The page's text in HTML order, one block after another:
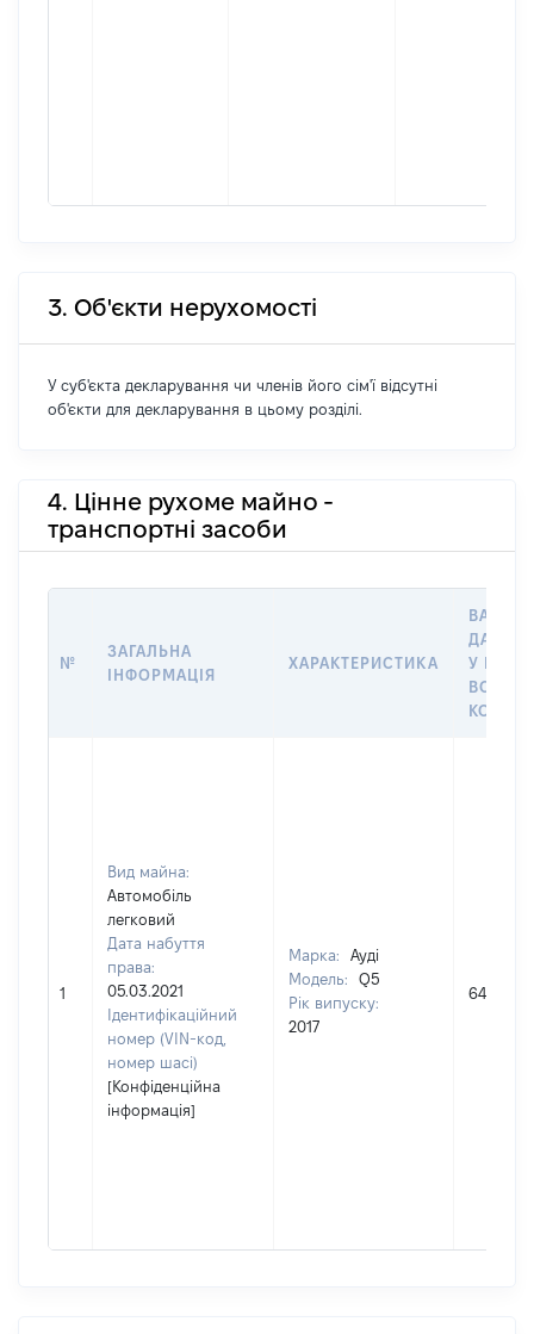
3. Об'єкти нерухомості
У суб'єкта декларування чи членів його сім'ї відсутні
об'єкти для декларування в цьому розділі.
4. Цінне рухоме майно -
транспортні засоби
№
ЗАГАЛЬНА
ІНФОРМАЦІЯ
ХАРАКТЕРИСТИКА
ДАТУ
У
1
Вид майна:
Автомобіль
легковий
Дата набуття
права:
05.03.2021
Ідентифікаційний
номер (VIN-код,
номер шасі)
[Конфіденційна
інформація]
Марка:
Ауді
Модель:
Q5
Рік випуску:
2017
649400